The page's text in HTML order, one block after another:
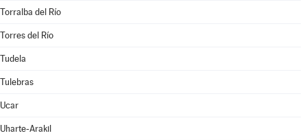
Torralba del Río
Torres del Río
Tudela
Tulebras
Ucar
Uharte-Arakil